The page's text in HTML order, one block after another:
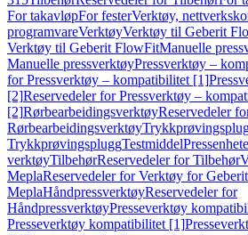
For takavløpFor festerVerktøy,
programvareVerktøyVerktøy til Geberit
Verktøy til Geberit FlowFitManuelle
Manuelle pressverktøyPressverktøy –
for Pressverktøy – kompatibilitet [1]
[2]Reservedeler for Pressverktøy –
[2]RørbearbeidingsverktøyReservedeler
Rørbearbeidingsverktøy
TrykkprøvingspluggTestmiddel
verktøyTilbehørReservedeler for Tilbehør
MeplaReservedeler for Verktøy for Geberit
MeplaHåndpressverktøyReservedeler for
HåndpressverktøyPresseverktøy
Presseverktøy kompatibilitet [1]